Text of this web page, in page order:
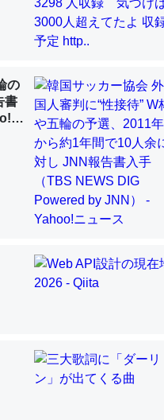
利だから両方が拮抗してるので
グモ）はカルシウムを使わずキ
のか」に関する新仮説
類は苦労してるんだな…。腹足
量や充電中かが分かるのでこ
の
書
ニ